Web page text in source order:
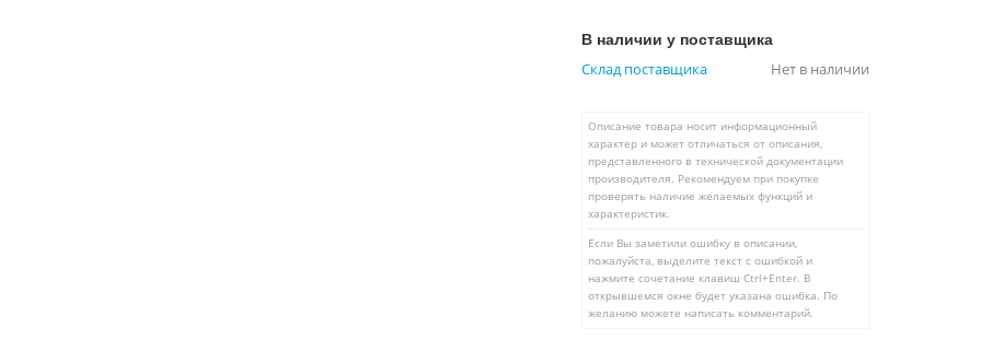
В наличии у поставщика
Склад поставщика Нет в наличии
Описание товара носит информационный
характер и может отличаться от описания,
представленного в технической документации
производителя. Рекомендуем при покупке
проверять наличие желаемых функций и
характеристик.
Если Вы заметили ошибку в описании,
пожалуйста, выделите текст с ошибкой и
нажмите сочетание клавиш Ctrl+Enter. В
открывшемся окне будет указана ошибка. По
желанию можете написать комментарий.